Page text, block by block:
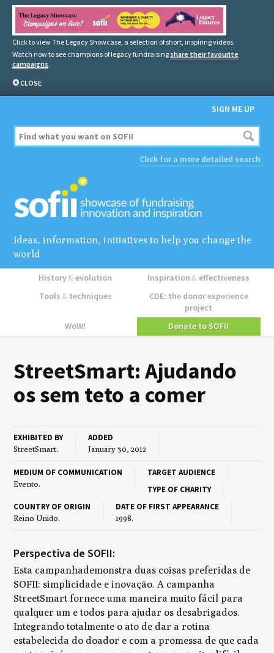
Click to view The Legacy Showcase, a selection of short, inspiring videos.
Watch now to see champions of legacy fundraising share their favourite
campaigns.
CLOSE
SIGN ME UP
Click for a more detailed search
Ideas, information, initiatives to help you change the
world
History&evolution Inspiration&effectiveness
Tools &techniques
CDE: the donor experience
project
WoW!
Donate to SOFII
StreetS­mart: Aju­dan­do
os sem teto a comer
EXHIBITED BY
StreetSmart.
ADDED
January 30, 2012
MEDIUM OF COMMUNICATION
Evento.
TARGET AUDIENCE
TYPE OF CHARITY
COUNTRY OF ORIGIN
Reino Unido.
DATE OF FIRST APPEARANCE
1998.
Perspectiva de SOFII:
Esta campanhademonstra duas coisas preferidas de
SOFII: simplicidade e inovação. A campanha
StreetSmart fornece uma maneira muito fácil para
qualquer um e todos para ajudar os desabrigados.
Integrando totalmente o ato de dar a rotina
estabelecida do doador e com a promessa de que cada